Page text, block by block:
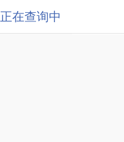
正在查询中